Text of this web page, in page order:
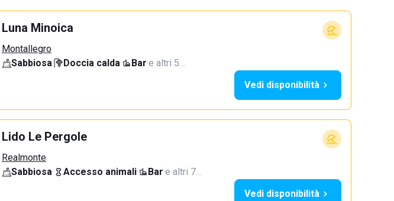
Luna Minoica
Montallegro
Sabbiosa· Doccia calda· Bar·e altri 5…
Vedi disponibilità
Lido Le Pergole
Realmonte
Sabbiosa· Accesso animali· Bar·e altri 7…
Vedi disponibilità